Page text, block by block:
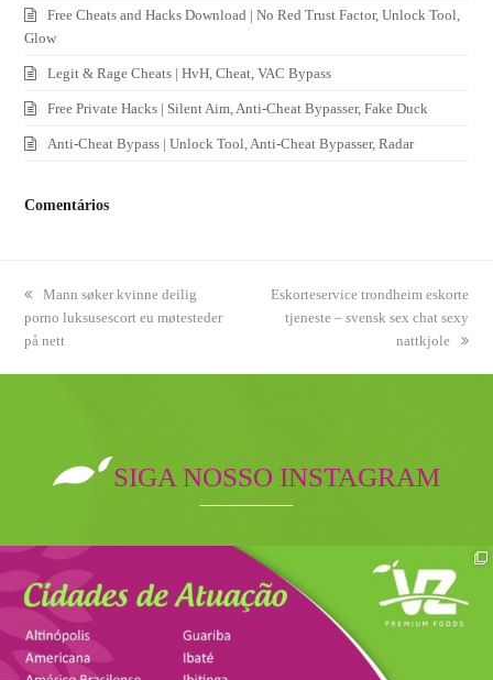
Free Cheats and Hacks Download | No Red Trust Factor, Unlock Tool,
Glow
Legit & Rage Cheats | HvH, Cheat, VAC Bypass
Free Private Hacks | Silent Aim, Anti-Cheat Bypasser, Fake Duck
Anti-Cheat Bypass | Unlock Tool, Anti-Cheat Bypasser, Radar
Comentários
previous
post:
Mann søker kvinne deilig
porno luksusescort eu møtesteder
på nett
next
post:
Eskorteservice trondheim eskorte
tjeneste – svensk sex chat sexy
nattkjole
SIGA NOSSO INSTAGRAM